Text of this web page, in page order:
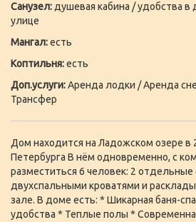
Санузел: душевая кабина / удобства в
улице
Мангал:есть
Коптильня:есть
Доп.услуги:Аренда лодки / Аренда
Трансфер
Дом находится на Ладожском озере в
Петербурга В нём одновременно, с
разместиться 6 человек: 2 отдельные
двухспальными кроватями и
зале. В доме есть: * Шикарная баня-
удобства * Теплые полы *